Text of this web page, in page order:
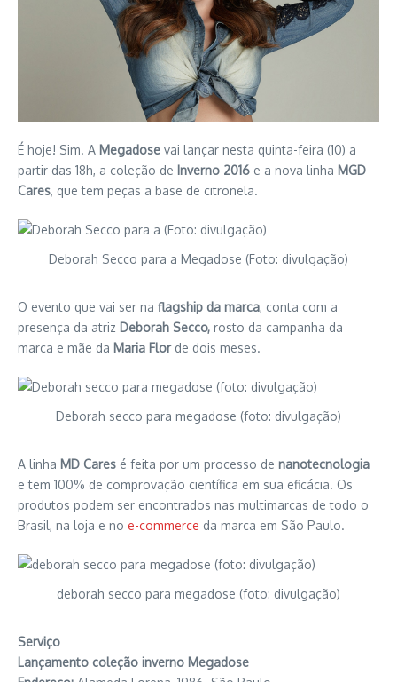
É hoje! Sim. A Megadose vai lançar nesta quinta-feira (10) a
partir das 18h, a coleção de Inverno 2016 e a nova linha MGD
Cares, que tem peças a base de citronela.
Deborah Secco para a Megadose (Foto: divulgação)
O evento que vai ser na flagship da marca, conta com a
presença da atriz Deborah Secco, rosto da campanha da
marca e mãe da Maria Florde dois meses.
Deborah secco para megadose (foto: divulgação)
A linha MD Cares é feita por um processo de nanotecnologia
e tem 100% de comprovação científica em sua eficácia. Os
produtos podem ser encontrados nas multimarcas de todo o
Brasil, na loja e no e-commerce da marca em São Paulo.
deborah secco para megadose (foto: divulgação)
Serviço
Lançamento coleção inverno Megadose